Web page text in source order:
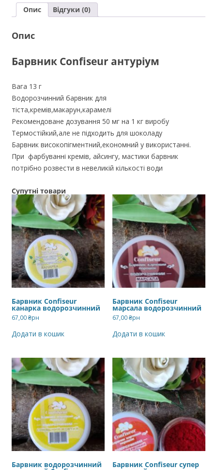
Опис Відгуки (0)
Опис
Барвник Confiseur антуріум
Вага 13 г
Водорозчинний барвник для
тіста,кремів,макарун,карамелі
Рекомендоване дозування 50 мг на 1 кг виробу
Термостійкий,але не підходить для шоколаду
Барвник високопігментний,економний у використанні.
При фарбуванні кремів, айсингу, мастики барвник
потрібно розвести в невеликій кількості води
Супутні товари
Барвник Confiseur
канарка водорозчинний
67,00₴рн
Додати в кошик
Барвник Confiseur
марсала водорозчинний
67,00₴рн
Додати в кошик
Барвник водорозчинний Барвник Confiseur супер